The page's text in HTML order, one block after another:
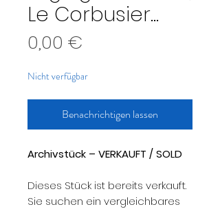
Le Corbusier...
0,00 €
Nicht verfügbar
Benachrichtigen lassen
Archivstück – VERKAUFT / SOLD
Dieses Stück ist bereits verkauft.
Sie suchen ein vergleichbares